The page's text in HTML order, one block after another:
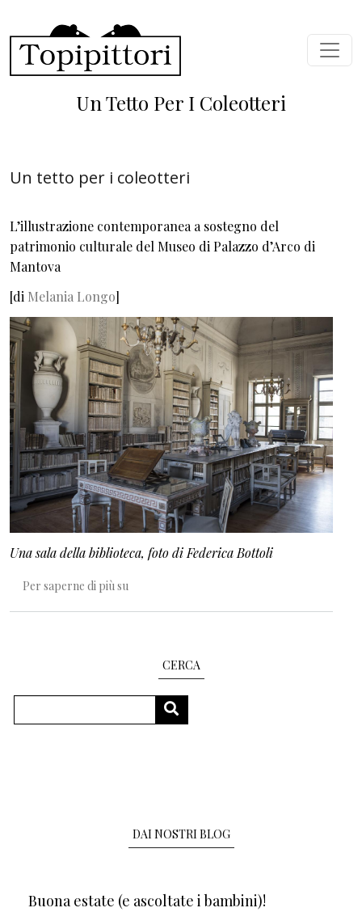
Un Tetto Per I Coleotteri
Un tetto per i coleotteri
L’illustrazione contemporanea a sostegno del
patrimonio culturale del Museo di Palazzo d’Arco di
Mantova
[di Melania Longo]
Una sala della biblioteca, foto di Federica Bottoli
Per saperne di più su
CERCA
CERCA
DAI NOSTRI BLOG
Buona estate (e ascoltate i bambini)!